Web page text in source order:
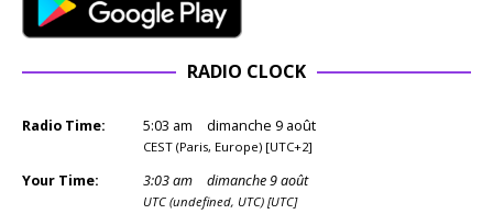
RADIO CLOCK
Radio Time: 5:03 am dimanche 9 août
CEST (Paris, Europe) [UTC+2]
Your Time: 3:03am dimanche 9 août
UTC (undefined, UTC) [UTC]